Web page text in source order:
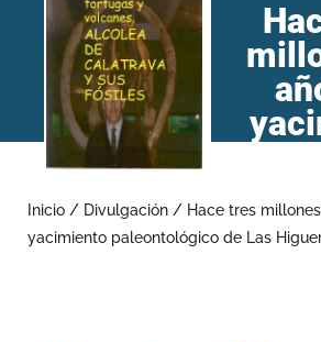
Inicio / Divulgación / Hace tres
yacimiento paleontológico de Las